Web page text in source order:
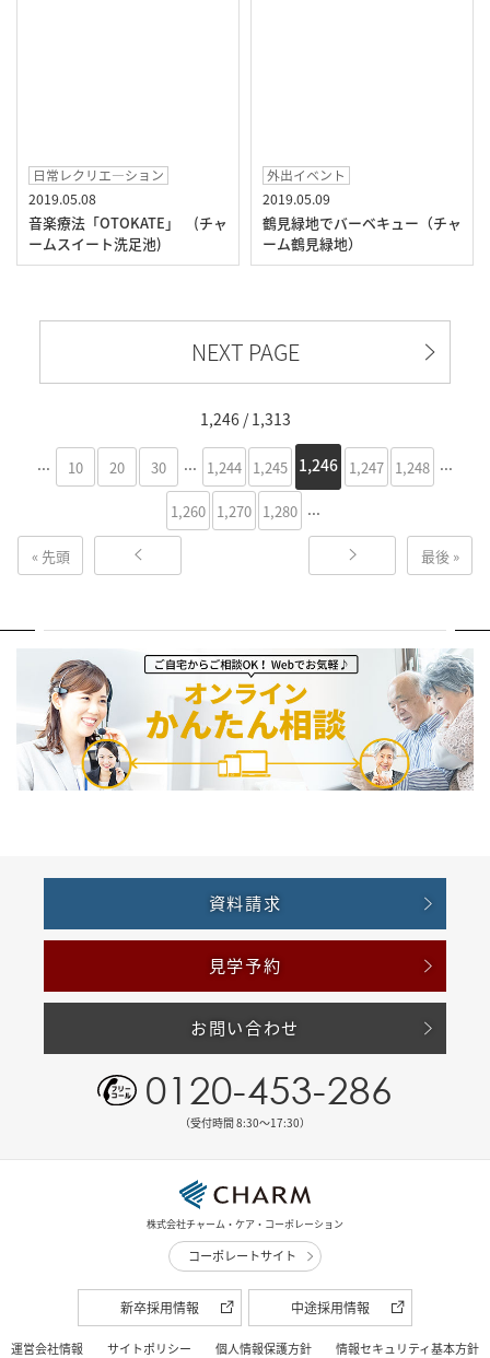
日常レクリエ―ション
2019.05.08
音楽療法「OTOKATE」 (チャ
ームスイート洗足池)
外出イベント
2019.05.09
鶴見緑地でバーベキュー（チャ
ーム鶴見緑地）
NEXT PAGE
1,246 / 1,313
« 先頭
... 10 20 30 ... 1,244 1,245 1,246 1,247 1,248 ...
1,260 1,270 1,280 ...
最後 »
資料請求
見学予約
お問い合わせ
0120-453-286
（受付時間 8:30〜17:30）
株式会社チャーム・ケア・コーポレーション
コーポレートサイト
新卒採用情報 中途採用情報
運営会社情報 サイトポリシー 個人情報保護方針 情報セキュリティ基本方針